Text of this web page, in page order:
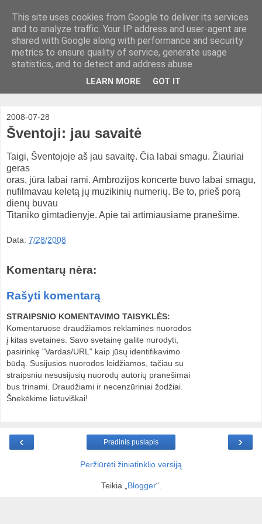
2008-07-28
Šventoji: jau savaitė
Taigi, Šventojoje aš jau savaitę. Čia labai smagu. Žiauriai
geras
oras, jūra labai rami. Ambrozijos koncerte buvo labai smagu,
nufilmavau keletą jų muzikinių numerių. Be to, prieš porą
dienų buvau
Titaniko gimtadienyje. Apie tai artimiausiame pranešime.
Data: 7/28/2008
Komentarų nėra:
Rašyti komentarą
STRAIPSNIO KOMENTAVIMO TAISYKLĖS:
Komentaruose draudžiamos reklaminės nuorodos
į kitas svetaines. Savo svetainę galite nurodyti,
pasirinkę "Vardas/URL" kaip jūsų identifikavimo
būdą. Susijusios nuorodos leidžiamos, tačiau su
straipsniu nesusijusių nuorodų autorių pranešimai
bus trinami. Draudžiami ir necenzūriniai žodžiai.
Šnekėkime lietuviškai!
‹ ›
Pradinis puslapis
Peržiūrėti žiniatinklio versiją
Teikia „ Blogger“.
This site uses cookies from Google to deliver its services
and to analyze traffic. Your IP address and user-agent are
shared with Google along with performance and security
metrics to ensure quality of service, generate usage
statistics, and to detect and address abuse.
LEARN MORE GOT IT